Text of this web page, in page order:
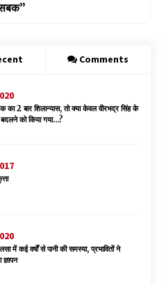
सबक”
Comments
का 2 बार शिलान्यास, तो क्या केवल वीरभद्र सिंह के
बदलने को किया गया…?
में कई वर्षों से पानी की समस्या, प्रभावितों ने